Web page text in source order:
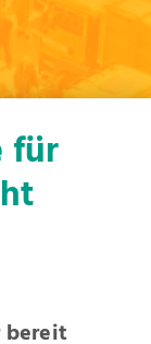
für
bereit